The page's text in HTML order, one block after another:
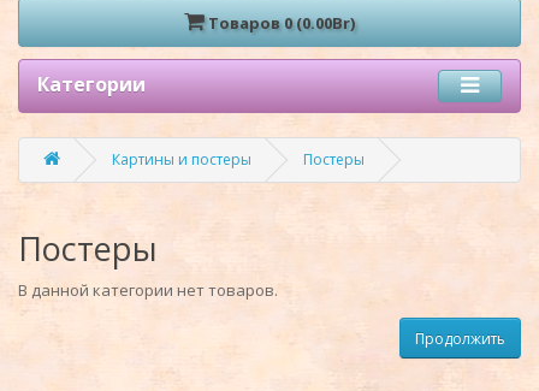
Товаров 0 (0.00Br)
Категории
Картины и постеры Постеры
Постеры
В данной категории нет товаров.
Продолжить